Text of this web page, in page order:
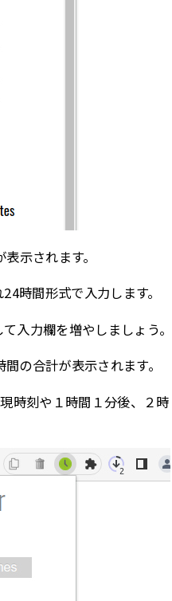
示されます。
時間形式で入力します。
入力欄を増やしましょう。
の合計が表示されます。
時刻や１時間１分後、２時